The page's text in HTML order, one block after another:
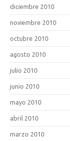
diciembre 2010
noviembre 2010
octubre 2010
agosto 2010
julio 2010
junio 2010
mayo 2010
abril 2010
marzo 2010